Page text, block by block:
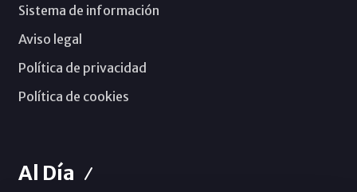
Sistema de información
Aviso legal
Política de privacidad
Política de cookies
Al Día